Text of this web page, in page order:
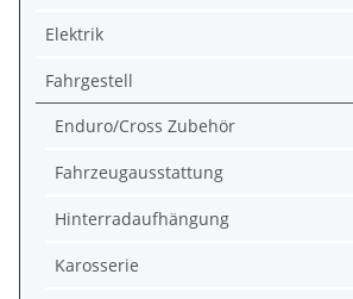
Elektrik
Fahrgestell
Enduro/Cross Zubehör
Fahrzeugausstattung
Hinterradaufhängung
Karosserie